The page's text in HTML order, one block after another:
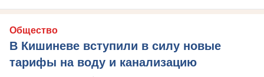
Общество
В Кишиневе вступили в силу новые
тарифы на воду и канализацию